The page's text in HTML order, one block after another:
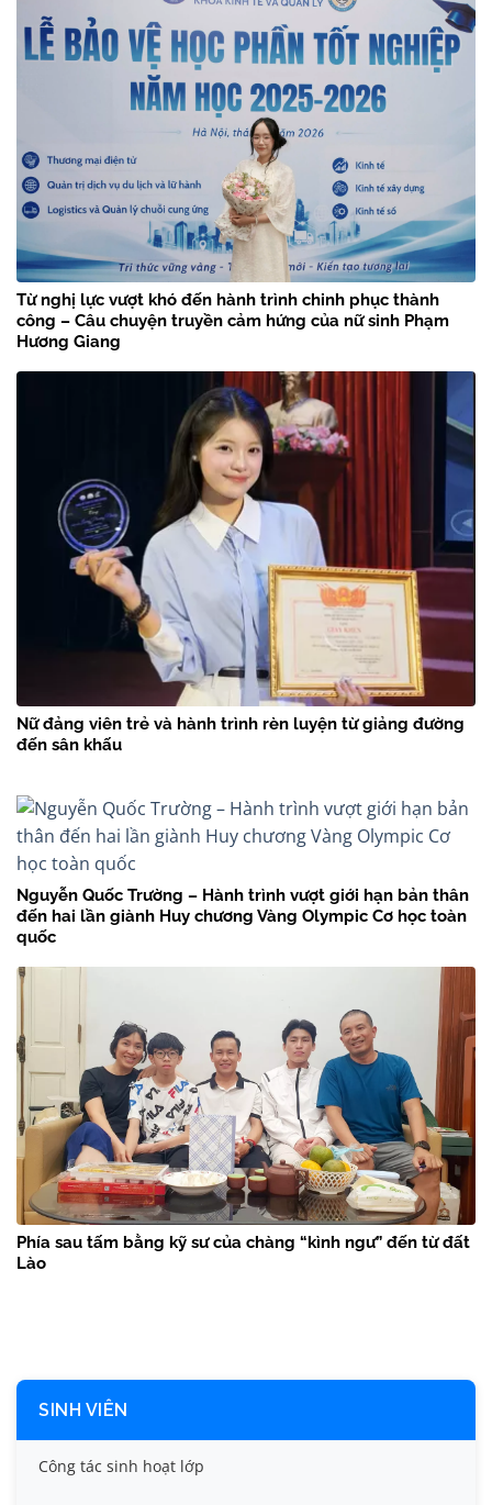
Từ nghị lực vượt khó đến hành trình chinh phục thành
công – Câu chuyện truyền cảm hứng của nữ sinh Phạm
Hương Giang
Nữ đảng viên trẻ và hành trình rèn luyện từ giảng đường
đến sân khấu
Nguyễn Quốc Trường – Hành trình vượt giới hạn bản thân
đến hai lần giành Huy chương Vàng Olympic Cơ học toàn
quốc
Phía sau tấm bằng kỹ sư của chàng “kình ngư” đến từ đất
Lào
SINH VIÊN
Công tác sinh hoạt lớp